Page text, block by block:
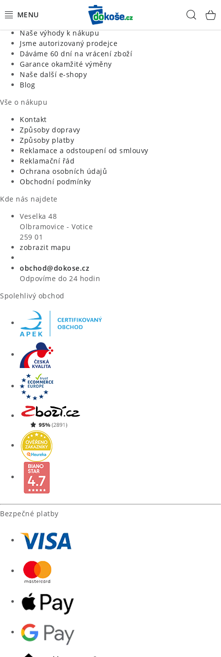
Jsme tradiční česká firma
Naše výhody k nákupu
Jsme autorizovaný prodejce
Dáváme 60 dní na vrácení zboží
Garance okamžité výměny
Naše další e-shopy
Blog
Vše o nákupu
Kontakt
Způsoby dopravy
Způsoby platby
Reklamace a odstoupení od smlouvy
Reklamační řád
Ochrana osobních údajů
Obchodní podmínky
Kde nás najdete
Veselka 48
Olbramovice - Votice
259 01
zobrazit mapu
obchod@dokose.cz
Odpovíme do 24 hodin
Spolehlivý obchod
Bezpečné platby
KOŠE
SÁČKY
KUCHYNĚ
ORGANIZACE
DOMÁCNOST
ÚKLID
VÝPRODEJ
ZNAČKY
Úvod Kontakt Blog
Moje objednávka